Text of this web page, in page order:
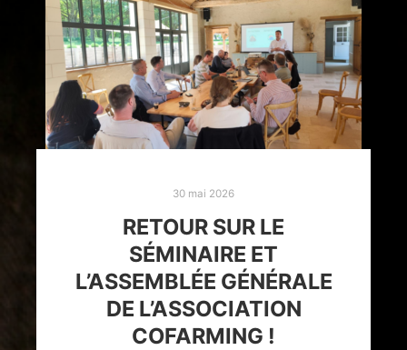
30 mai 2026
RETOUR SUR LE
SÉMINAIRE ET
L’ASSEMBLÉE GÉNÉRALE
DE L’ASSOCIATION
COFARMING !